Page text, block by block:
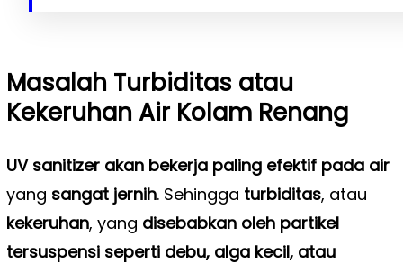
Masalah Turbiditas atau
Kekeruhan Air Kolam Renang
UV sanitizer akan bekerja paling efektif pada air
yang sangat jernih. Sehingga turbiditas, atau
kekeruhan, yang disebabkan oleh partikel
tersuspensi seperti debu, alga kecil, atau